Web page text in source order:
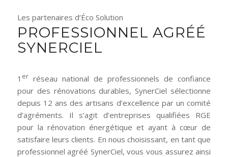
Les partenaires d’Éco Solution
PROFESSIONNEL AGRÉÉ
SYNERCIEL
1 erréseau national de professionnels de confiance
pour des rénovations durables, SynerCiel sélectionne
depuis 12 ans des artisans d’excellence par un comité
d’agréments. Il s’agit d’entreprises qualifiées RGE
pour la rénovation énergétique et ayant à cœur de
satisfaire leurs clients. En nous choisissant, en tant que
professionnel agréé SynerCiel, vous vous assurez ainsi